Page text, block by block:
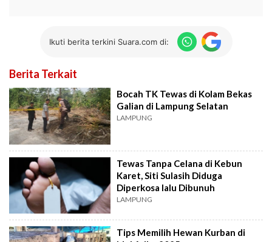
Ikuti berita terkini Suara.com di:
Berita Terkait
Bocah TK Tewas di Kolam Bekas
Galian di Lampung Selatan
LAMPUNG
Tewas Tanpa Celana di Kebun
Karet, Siti Sulasih Diduga
Diperkosa lalu Dibunuh
LAMPUNG
Tips Memilih Hewan Kurban di